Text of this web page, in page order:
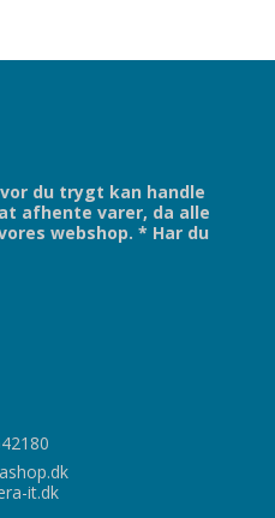
du trygt kan handle
afhente varer, da alle
webshop. * Har du
it.dk